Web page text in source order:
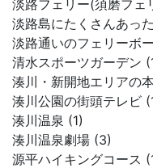
淡路フェリー(須磨フェ
淡路島にたくさんあっ
淡路通いのフェリーボ
清水スポーツガーデン
湊川・新開地エリアの
湊川公園の街頭テレビ
湊川温泉 (1)
湊川温泉劇場 (3)
源平ハイキングコース